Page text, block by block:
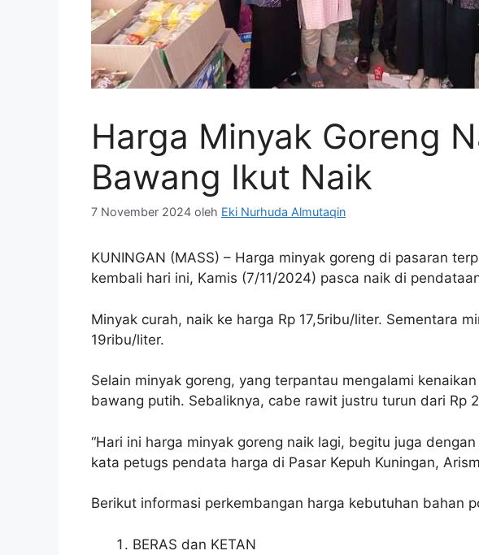
Harga Minyak Goreng
Bawang Ikut Naik
7 November 2024 oleh Eki Nurhuda Almutaqin
KUNINGAN (MASS) – Harga minyak goreng di pasaran
kembali hari ini, Kamis (7/11/2024) pasca naik di
Minyak curah, naik ke harga Rp 17,5ribu/liter. Sementara
19ribu/liter.
Selain minyak goreng, yang terpantau mengalami
bawang putih. Sebaliknya, cabe rawit justru turun dari Rp
“Hari ini harga minyak goreng naik lagi, begitu juga
kata petugs pendata harga di Pasar Kepuh Kuningan,
Berikut informasi perkembangan harga kebutuhan bahan
BERAS dan KETAN